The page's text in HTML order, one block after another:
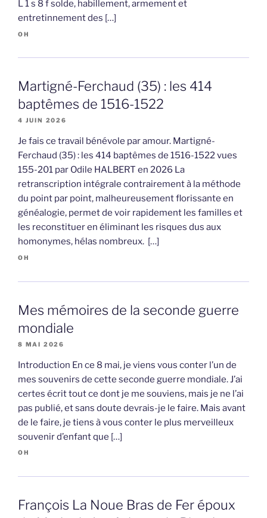
L 1 s 8 f solde, habillement, armement et
entretinnement des […]
OH
Martigné-Ferchaud (35) : les 414
baptêmes de 1516-1522
4 JUIN 2026
Je fais ce travail bénévole par amour. Martigné-
Ferchaud (35) : les 414 baptêmes de 1516-1522 vues
155-201 par Odile HALBERT en 2026 La
retranscription intégrale contrairement à la méthode
du point par point, malheureusement florissante en
généalogie, permet de voir rapidement les familles et
les reconstituer en éliminant les risques dus aux
homonymes, hélas nombreux. […]
OH
Mes mémoires de la seconde guerre
mondiale
8 MAI 2026
Introduction En ce 8 mai, je viens vous conter l’un de
mes souvenirs de cette seconde guerre mondiale. J’ai
certes écrit tout ce dont je me souviens, mais je ne l’ai
pas publié, et sans doute devrais-je le faire. Mais avant
de le faire, je tiens à vous conter le plus merveilleux
souvenir d’enfant que […]
OH
François La Noue Bras de Fer époux